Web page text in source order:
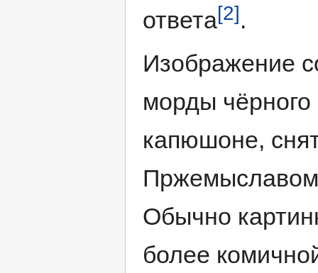
ответа[2].
Изображение
морды чёрного
капюшоне,
Обычно
более